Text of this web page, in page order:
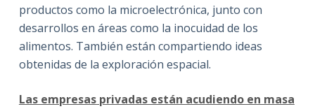
productos como la microelectrónica, junto con
desarrollos en áreas como la inocuidad de los
alimentos. También están compartiendo ideas
obtenidas de la exploración espacial.
Las empresas privadas están acudiendo en masa